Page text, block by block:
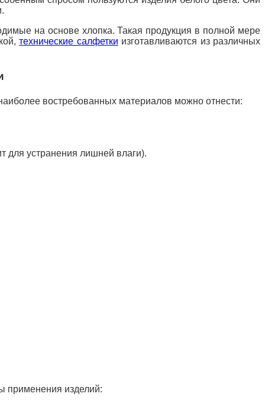
на основе хлопка. Такая продукция в полной мере
технические салфетки изготавливаются из различных
востребованных материалов можно отнести:
для устранения лишней влаги).
применения изделий: